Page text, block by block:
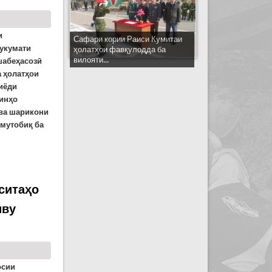
шарикони
ба
алоқаманд ба вуруди фавриву зиёди
Сафари кории Раиси Кумитаи
ҳолатҳои фавқулодда ба
вилояти...